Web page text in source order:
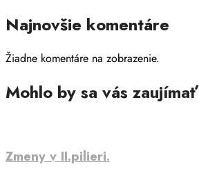
Najnovšie komentáre
Žiadne komentáre na zobrazenie.
Mohlo by sa vás zaujímať
Zmeny v II.pilieri.